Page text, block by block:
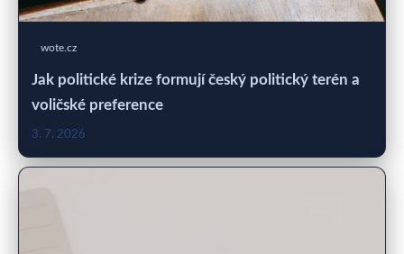
wote.cz
Jak politické krize formují český politický terén a
voličské preference
3. 7. 2026